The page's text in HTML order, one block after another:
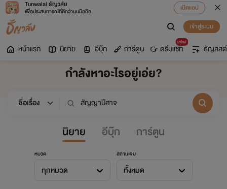
Tunwalai ธัญวลัย
เพื่อประสบการณ์ที่ดีกว่าบนมือถือ
เปิดแอป
เข้าสู่ระบบ
หน้าแรก นิยาย อีบุ๊ก การ์ตูน
มาใหม่
ดรีมแชท ธัญลิสต์
กำลังหาอะไรอยู่เอ่ย?
นิยาย อีบุ๊ก การ์ตูน
หมวด
ทุกหมวด
สถานะจบ
ทั้งหมด